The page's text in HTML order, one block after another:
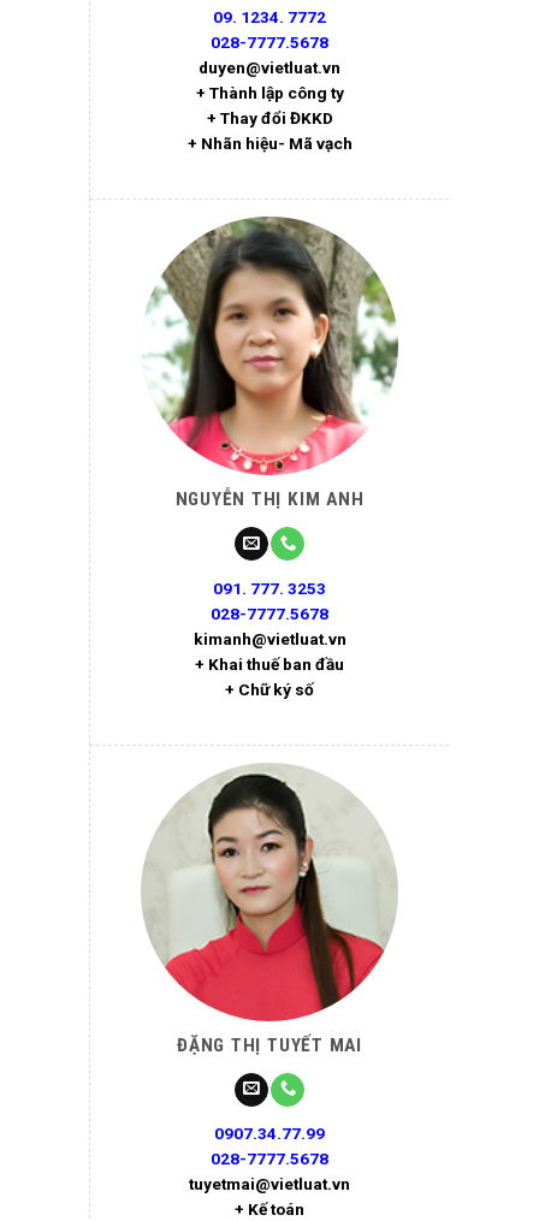
09. 1234. 7772
028-7777.5678
duyen@vietluat.vn
+ Thành lập công ty
+ Thay đổi ĐKKD
+ Nhãn hiệu- Mã vạch
NGUYỄN THỊ KIM ANH
091. 777. 3253
028-7777.5678
kimanh@vietluat.vn
+ Khai thuế ban đầu
+ Chữ ký số
ĐẶNG THỊ TUYẾT MAI
0907.34.77.99
028-7777.5678
tuyetmai@vietluat.vn
+ Kế toán